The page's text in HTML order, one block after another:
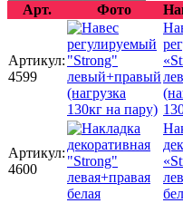
Арт. Фото
Артикул:
4599
Артикул:
4600